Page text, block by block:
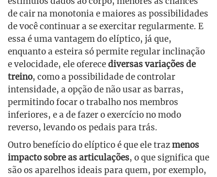
de cair na monotonia e maiores as possibilidades
de você continuar a se exercitar regularmente. E
essa é uma vantagem do elíptico, já que,
enquanto a esteira só permite regular inclinação
e velocidade, ele oferecediversas variações de
treino, como a possibilidade de controlar
intensidade, a opção de não usar as barras,
permitindo focar o trabalho nos membros
inferiores, e a de fazer o exercício no modo
reverso, levando os pedais para trás.
Outro benefício do elíptico é que ele trazmenos
impacto sobre as articulações, o que significa que
são os aparelhos ideais para quem, por exemplo,